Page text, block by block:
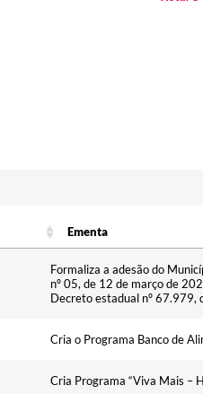
Ementa
Formaliza a adesão do
nº 05, de 12 de março de
Decreto estadual nº 67.979,
Cria o Programa Banco de
Cria Programa “Viva Mais –